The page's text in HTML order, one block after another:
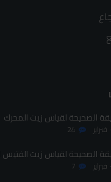
الصحيحة لقياس زيت المحرك
فبراير 24
الصحيحة لقياس زيت الفتيس
فبراير 7